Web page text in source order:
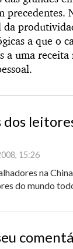
precedentes.
a que o
a uma receita
dos
15:26
na
do mundo